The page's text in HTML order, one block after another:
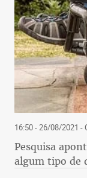
16:50 - 26/08/2021 -
Pesquisa
algum tipo de